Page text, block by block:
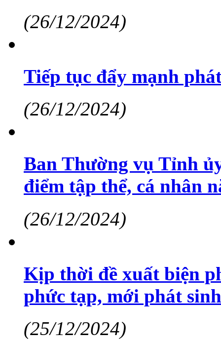
(26/12/2024)
Tiếp tục đẩy mạnh
(26/12/2024)
Ban Thường vụ Tỉnh
điểm tập thể, cá nhân
(26/12/2024)
Kịp thời đề xuất biện
phức tạp, mới phát sinh
(25/12/2024)